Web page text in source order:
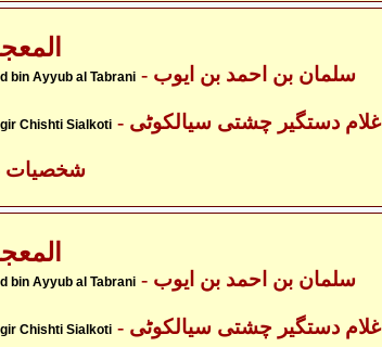
bin Ayyub al Tabrani - سلمان بن احمد بن ایوب
Chishti Sialkoti - غلام دستگیر چشتی سیالکوٹی
- شخصیات
bin Ayyub al Tabrani - سلمان بن احمد بن ایوب
Chishti Sialkoti - غلام دستگیر چشتی سیالکوٹی